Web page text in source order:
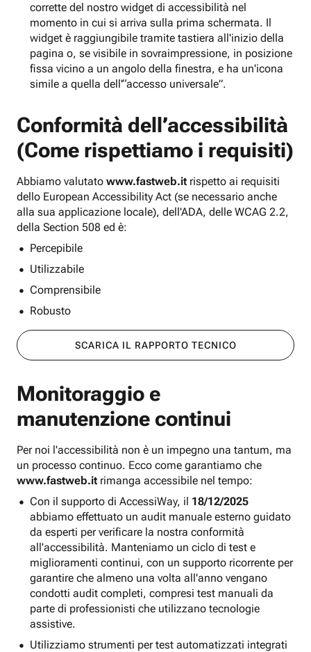
corrette del nostro widget di accessibilità nel
momento in cui si arriva sulla prima schermata. Il
widget è raggiungibile tramite tastiera all'inizio della
pagina o, se visibile in sovraimpressione, in posizione
fissa vicino a un angolo della finestra, e ha un'icona
simile a quella dell'“accesso universale”.
Conformità dell’accessibilità
(Come rispettiamo i requisiti)
Abbiamo valutato www.fastweb.it rispetto ai requisiti
dello European Accessibility Act (se necessario anche
alla sua applicazione locale), dell'ADA, delle WCAG 2.2,
della Section 508 ed è:
Percepibile
Utilizzabile
Comprensibile
Robusto
SCARICA IL RAPPORTO TECNICO
Monitoraggio e
manutenzione continui
Per noi l'accessibilità non è un impegno una tantum, ma
un processo continuo. Ecco come garantiamo che
www.fastweb.it rimanga accessibile nel tempo:
Con il supporto di AccessiWay, il 18/12/2025
abbiamo effettuato un audit manuale esterno guidato
da esperti per verificare la nostra conformità
all'accessibilità. Manteniamo un ciclo di test e
miglioramenti continui, con un supporto ricorrente per
garantire che almeno una volta all'anno vengano
condotti audit completi, compresi test manuali da
parte di professionisti che utilizzano tecnologie
assistive.
Utilizziamo strumenti per test automatizzati integrati